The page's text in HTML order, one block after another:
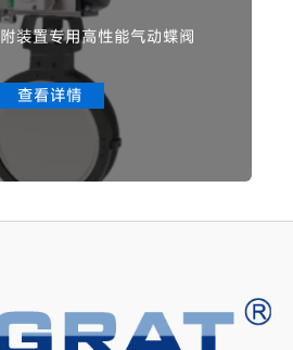
装置专用高性能气动蝶阀
查看详情